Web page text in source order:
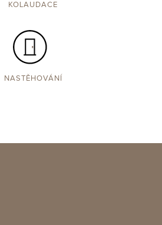
KOLAUDACE
NASTĚHOVÁNÍ